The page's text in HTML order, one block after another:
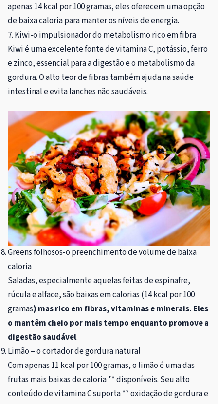
apenas 14 kcal por 100 gramas, eles oferecem uma opção
de baixa caloria para manter os níveis de energia.
7. Kiwi-o impulsionador do metabolismo rico em fibra
Kiwi é uma excelente fonte de vitamina C, potássio, ferro
e zinco, essencial para a digestão e o metabolismo da
gordura. O alto teor de fibras também ajuda na saúde
intestinal e evita lanches não saudáveis.
Greens folhosos-o preenchimento de volume de baixa
caloria
Saladas, especialmente aquelas feitas de espinafre,
rúcula e alface, são baixas em calorias (14 kcal por 100
gramas) mas rico em fibras, vitaminas e minerais. Eles
o mantêm cheio por mais tempo enquanto promove a
digestão saudável.
Limão – o cortador de gordura natural
Com apenas 11 kcal por 100 gramas, o limão é uma das
frutas mais baixas de caloria ** disponíveis. Seu alto
conteúdo de vitamina C suporta ** oxidação de gordura e